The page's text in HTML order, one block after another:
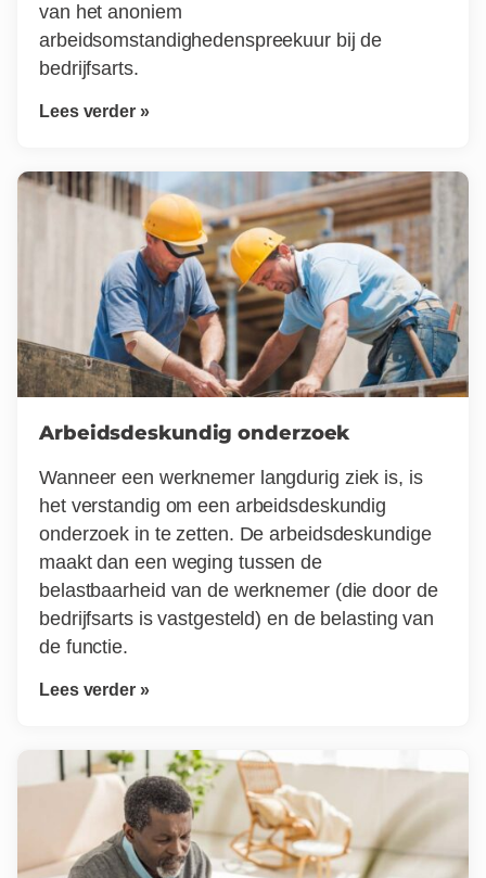
van het anoniem
arbeidsomstandighedenspreekuur bij de
bedrijfsarts.
Lees verder »
Arbeidsdeskundig onderzoek
Wanneer een werknemer langdurig ziek is, is
het verstandig om een arbeidsdeskundig
onderzoek in te zetten. De arbeidsdeskundige
maakt dan een weging tussen de
belastbaarheid van de werknemer (die door de
bedrijfsarts is vastgesteld) en de belasting van
de functie.
Lees verder »